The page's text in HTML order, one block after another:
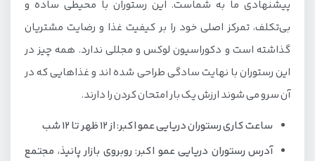
پیشنهادی ما به شماست. این رستوران با محیطی ساده و
بی‌تکلف، تمرکز اصلی خود را بر کیفیت غذا و رضایت مشتریان
گذاشته است و دکوراسیون لوکس و مجللی ندارد. همه چیز در
این رستوران با نهایت سادگی طراحی شده اند و غذاهایی که در
آن سرو می شوند ارزش یک بار امتحان کردن را دارند.
ساعت کاری رستوران دریایی عمو اکبر: از ۱۲ ظهر تا ۱۲ شب
آدرس رستوران دریایی عمو اکبر: روبروی بازار پانیذ،‌ مجتمع